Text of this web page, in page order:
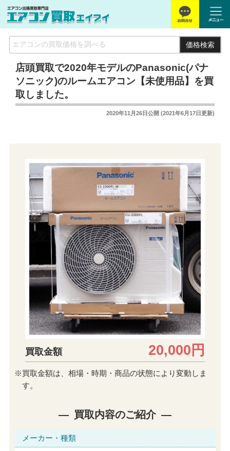
価格検索
店頭買取で2020年モデルのPanasonic(パナ
ソニック)のルームエアコン【未使用品】を買
取しました。
2020年11月26日公開 (2021年6月17日更新)
買取金額 20,000円
※買取金額は、相場・時期・商品の状態により変動しま
す。
買取内容のご紹介
メーカー・種類